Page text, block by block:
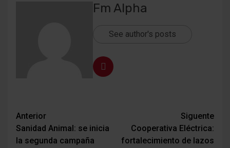
Fm Alpha
See author's posts
Navegación
de
Anterior
Sanidad Animal: se inicia
la segunda campaña
Siguente
Cooperativa Eléctrica:
fortalecimiento de lazos